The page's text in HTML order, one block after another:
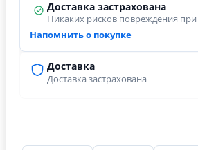
Доставка
Доставка застрахована
Доставка застрахована
Никаких рисков повреждения при
Напомнить о покупке